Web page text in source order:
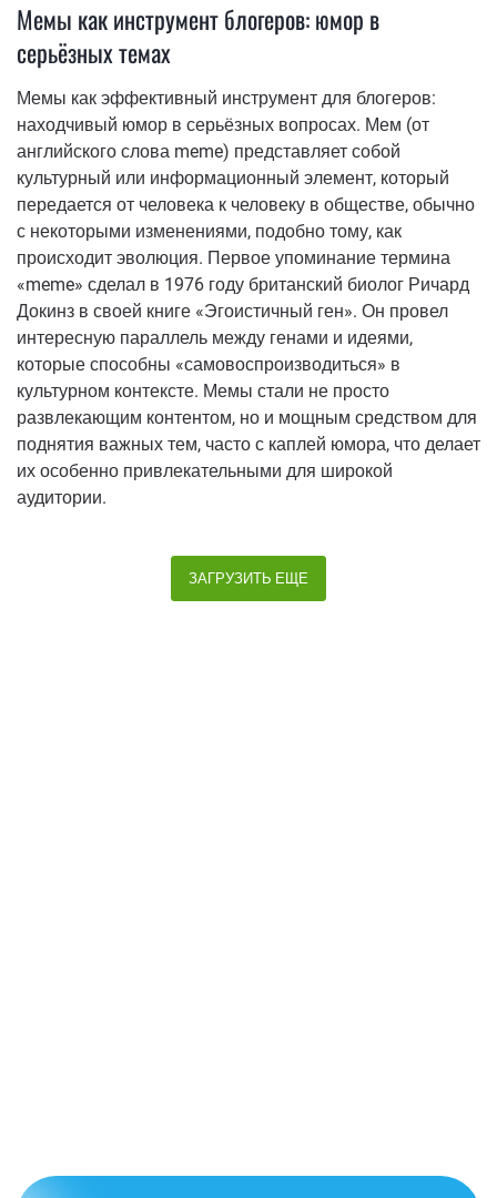
Мемы как инструмент блогеров: юмор в
серьёзных темах
Мемы как эффективный инструмент для блогеров:
находчивый юмор в серьёзных вопросах. Мем (от
английского слова meme) представляет собой
культурный или информационный элемент, который
передается от человека к человеку в обществе, обычно
с некоторыми изменениями, подобно тому, как
происходит эволюция. Первое упоминание термина
«meme» сделал в 1976 году британский биолог Ричард
Докинз в своей книге «Эгоистичный ген». Он провел
интересную параллель между генами и идеями,
которые способны «самовоспроизводиться» в
культурном контексте. Мемы стали не просто
развлекающим контентом, но и мощным средством для
поднятия важных тем, часто с каплей юмора, что делает
их особенно привлекательными для широкой
аудитории.
ЗАГРУЗИТЬ ЕЩЕ